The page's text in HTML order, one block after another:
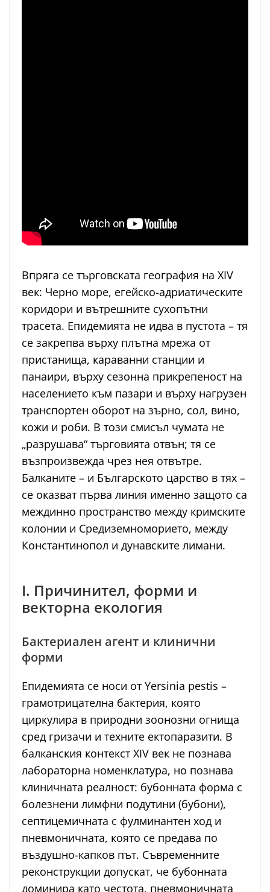
Впряга се търговската география на XIV
век: Черно море, егейско-адриатическите
коридори и вътрешните сухопътни
трасета. Епидемията не идва в пустота – тя
се закрепва върху плътна мрежа от
пристанища, караванни станции и
панаири, върху сезонна прикрепеност на
населението към пазари и върху нагрузен
транспортен оборот на зърно, сол, вино,
кожи и роби. В този смисъл чумата не
„разрушава“ търговията отвън; тя се
възпроизвежда чрез нея отвътре.
Балканите – и Българското царство в тях –
се оказват първа линия именно защото са
междинно пространство между кримските
колонии и Средиземноморието, между
Константинопол и дунавските лимани.
I. Причинител, форми и
векторна екология
Бактериален агент и клинични
форми
Епидемията се носи от Yersinia pestis –
грамотрицателна бактерия, която
циркулира в природни зоонозни огнища
сред гризачи и техните ектопаразити. В
балканския контекст XIV век не познава
лабораторна номенклатура, но познава
клиничната реалност: бубонната форма с
болезнени лимфни подутини (бубони),
септицемичната с фулминантен ход и
пневмоничната, която се предава по
въздушно-капков път. Съвременните
реконструкции допускат, че бубонната
доминира като честота, пневмоничната